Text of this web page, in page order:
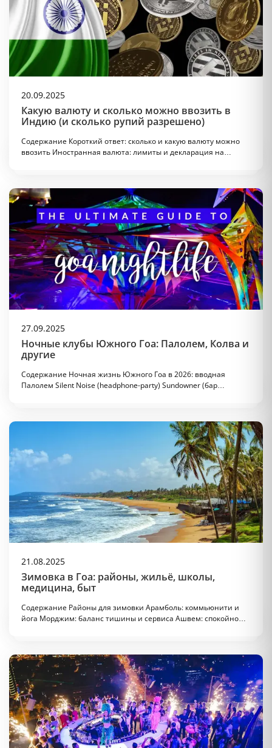
20.09.2025
Какую валюту и сколько можно ввозить в
Индию (и сколько рупий разрешено)
Содержание Короткий ответ: сколько и какую валюту можно
ввозить Иностранная валюта: лимиты и декларация на…
27.09.2025
Ночные клубы Южного Гоа: Палолем, Колва и
другие
Содержание Ночная жизнь Южного Гоа в 2026: вводная
Палолем Silent Noise (headphone-party) Sundowner (бар…
21.08.2025
Зимовка в Гоа: районы, жильё, школы,
медицина, быт
Содержание Районы для зимовки Арамболь: коммьюнити и
йога Морджим: баланс тишины и сервиса Ашвем: спокойно…